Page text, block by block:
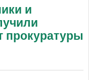
и
прокуратуры